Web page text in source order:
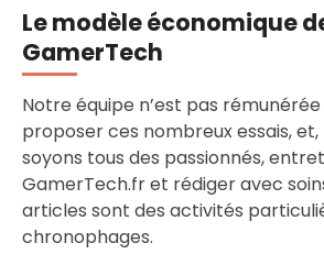
Le modèle économique
GamerTech
Notre équipe n’est pas
proposer ces nombreux essais, et,
soyons tous des passionnés,
GamerTech.fr et rédiger avec
articles sont des activités
chronophages.